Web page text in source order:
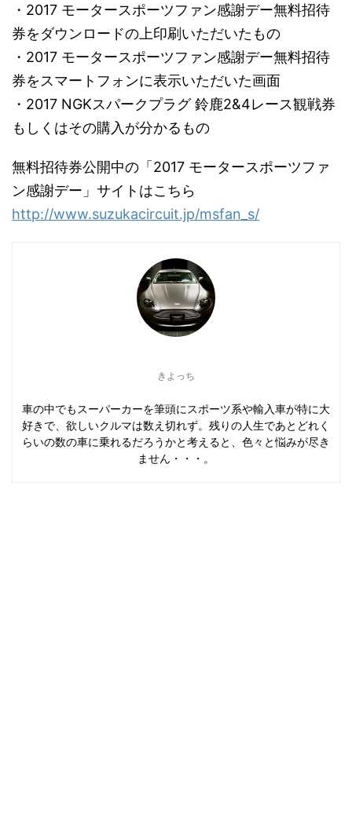
・2017 モータースポーツファン感謝デー無料招待
券をダウンロードの上印刷いただいたもの
・2017 モータースポーツファン感謝デー無料招待
券をスマートフォンに表示いただいた画面
・2017 NGKスパークプラグ 鈴鹿2&4レース観戦券
もしくはその購入が分かるもの
無料招待券公開中の「2017 モータースポーツファ
ン感謝デー」サイトはこちら
http://www.suzukacircuit.jp/msfan_s/
きよっち
車の中でもスーパーカーを筆頭にスポーツ系や輸入車が特に大
好きで、欲しいクルマは数え切れず。残りの人生であとどれく
らいの数の車に乗れるだろうかと考えると、色々と悩みが尽き
ません・・・。